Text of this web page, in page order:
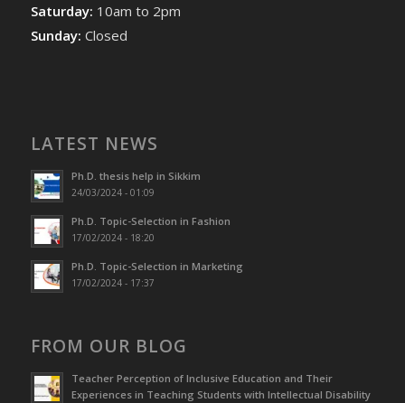
Saturday: 10am to 2pm
Sunday: Closed
LATEST NEWS
Ph.D. thesis help in Sikkim
24/03/2024 - 01:09
Ph.D. Topic-Selection in Fashion
17/02/2024 - 18:20
Ph.D. Topic-Selection in Marketing
17/02/2024 - 17:37
FROM OUR BLOG
Teacher Perception of Inclusive Education and Their
Experiences in Teaching Students with Intellectual Disability